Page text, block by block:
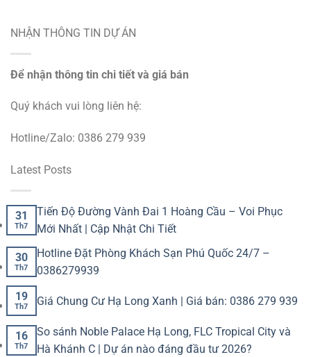
NHẬN THÔNG TIN DỰ ÁN
Để nhận thông tin chi tiết và giá bán
Quý khách vui lòng liên hệ:
Hotline/Zalo: 0386 279 939
Latest Posts
31
Th7
Tiến Độ Đường Vành Đai 1 Hoàng Cầu – Voi Phục
Mới Nhất | Cập Nhật Chi Tiết
30
Th7
Hotline Đặt Phòng Khách Sạn Phú Quốc 24/7 –
0386279939
19
Th7 Giá Chung Cư Hạ Long Xanh | Giá bán: 0386 279 939
16
Th7
So sánh Noble Palace Hạ Long, FLC Tropical City và
Hà Khánh C | Dự án nào đáng đầu tư 2026?